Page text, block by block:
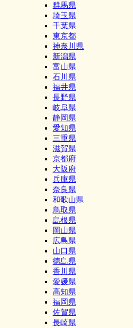
群馬県
埼玉県
千葉県
東京都
神奈川県
新潟県
富山県
石川県
福井県
長野県
岐阜県
静岡県
愛知県
三重県
滋賀県
京都府
大阪府
兵庫県
奈良県
和歌山県
鳥取県
島根県
岡山県
広島県
山口県
徳島県
香川県
愛媛県
高知県
福岡県
佐賀県
長崎県